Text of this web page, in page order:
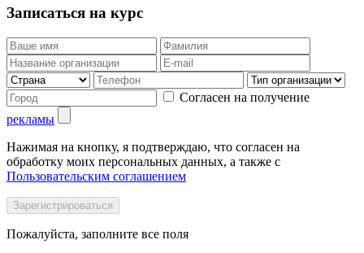
Записаться на курс
Согласен на получение
рекламы
Нажимая на кнопку, я подтверждаю, что согласен на
обработку моих персональных данных, а также с
Пользовательским соглашением
Пожалуйста, заполните все поля